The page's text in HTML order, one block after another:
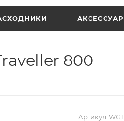
800
Артикул: